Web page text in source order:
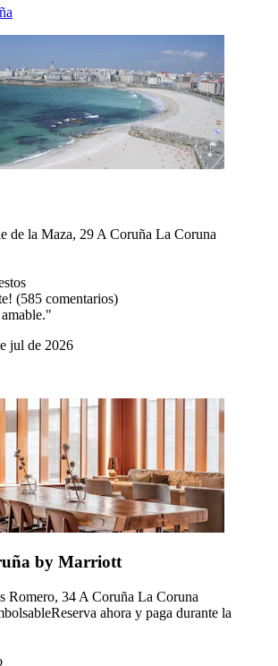
de la Maza, 29 A Coruña La Coruna
(585 comentarios)
jul de 2026
by Marriott
Romero, 34 A Coruña La Coruna
Reserva ahora y paga durante la